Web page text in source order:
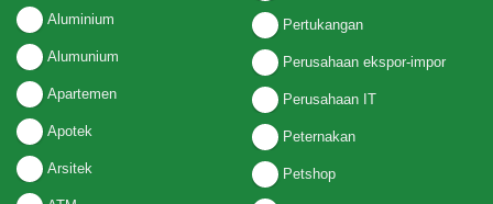
Aluminium
Alumunium
Apartemen
Apotek
Arsitek
Pertukangan
Perusahaan ekspor-impor
Perusahaan IT
Peternakan
Petshop